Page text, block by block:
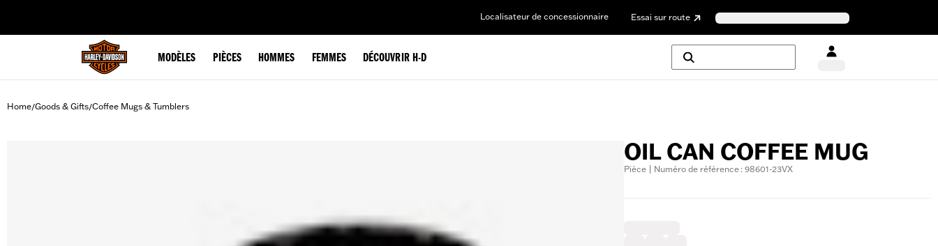
Localisateur de concessionnaire Essai sur route
MODÈLES PIÈCES HOMMES FEMMES DÉCOUVRIR H-D
Home/Goods & Gifts/Coffee Mugs & Tumblers
OIL CAN COFFEE MUG
Pièce | Numéro de référence : 98601-23VX